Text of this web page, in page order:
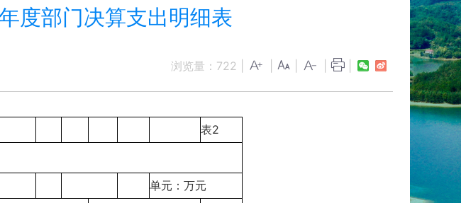
度部门决算支出明细表
浏览量： 722
表2
单元：万元